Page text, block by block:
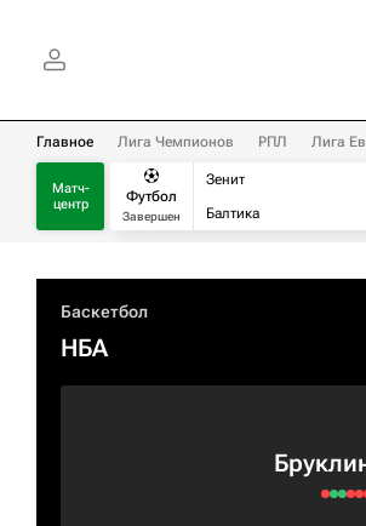
Главное Лига Чемпионов РПЛ Лига
Матч-
центр
Футбол
Завершен
Зенит
Балтика
Баскетбол
НБА